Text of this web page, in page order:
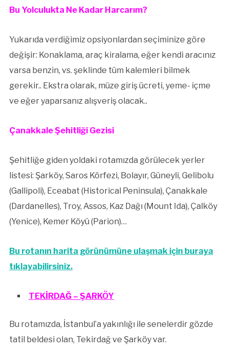
Bu Yolculukta Ne Kadar Harcarım?
Yukarıda verdiğimiz opsiyonlardan seçiminize göre
değişir: Konaklama, araç kiralama, eğer kendi aracınız
varsa benzin, vs. şeklinde tüm kalemleri bilmek
gerekir.. Ekstra olarak, müze giriş ücreti, yeme- içme
ve eğer yaparsanız alışveriş olacak..
Çanakkale Şehitliği Gezisi
Şehitliğe giden yoldaki rotamızda görülecek yerler
listesi: Şarköy, Saros Körfezi, Bolayır, Güneyli, Gelibolu
(Gallipoli), Eceabat (Historical Peninsula), Çanakkale
(Dardanelles), Troy, Assos, Kaz Dağı (Mount Ida), Çalköy
(Yenice), Kemer Köyü (Parion)…
Bu rotanın harita görünümüne ulaşmak için buraya
tıklayabilirsiniz.
TEKİRDAĞ – ŞARKÖY
Bu rotamızda, İstanbul’a yakınlığı ile senelerdir gözde
tatil beldesi olan, Tekirdağ ve Şarköy var.